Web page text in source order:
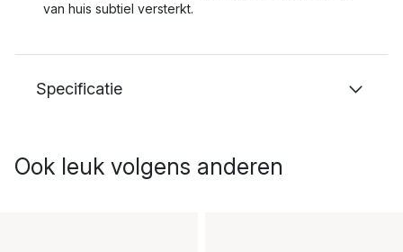
van huis subtiel versterkt.
Specificatie
Ook leuk volgens anderen